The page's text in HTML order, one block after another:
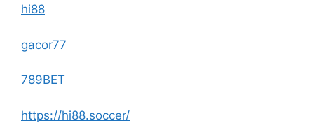
hi88
gacor77
789BET
https://hi88.soccer/